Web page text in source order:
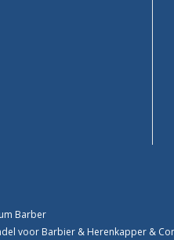
Barber
voor Barbier & Herenkapper &